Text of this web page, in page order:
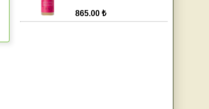
865.00 ₺